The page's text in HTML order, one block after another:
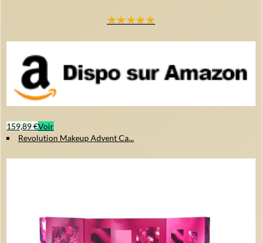
★★★★★
159,89 €Voir
Revolution Makeup Advent Ca...